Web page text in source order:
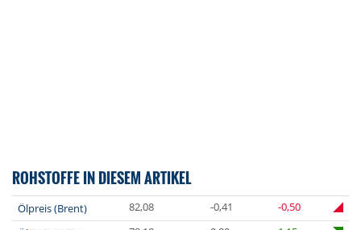
ROHSTOFFE IN DIESEM ARTIKEL
Ölpreis (Brent) 82,08 -0,41
-0,50